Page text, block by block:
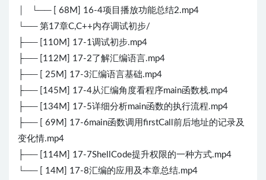
│ └── [ 68M] 16-4项目播放功能总结2.mp4
└── 第17章C,C++内存调试初步/
├── [110M] 17-1调试初步.mp4
├── [112M] 17-2了解汇编语言.mp4
├── [ 25M] 17-3汇编语言基础.mp4
├── [145M] 17-4从汇编角度看程序main函数栈.mp4
├── [134M] 17-5详细分析main函数的执行流程.mp4
├── [ 69M] 17-6main函数调用firstCall前后地址的记录及
变化情.mp4
├── [114M] 17-7ShellCode提升权限的一种方式.mp4
└── [ 14M] 17-8汇编的应用及本章总结.mp4